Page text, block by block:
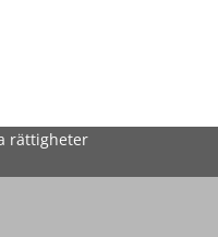
rättigheter